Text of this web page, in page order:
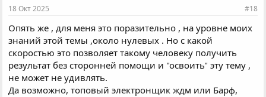
:
18 Окт 2025 #18
Опять же , для меня это поразительно , на уровне моих
знаний этой темы ,около нулевых . Но с какой
скоростью это позволяет такому человеку получить
результат без сторонней помощи и "освоить" эту тему ,
не может не удивлять.
Да возможно, топовый электронщик ждм или Барф,